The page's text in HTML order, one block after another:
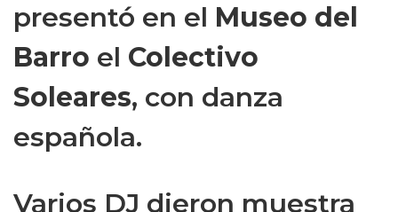
presentó en el Museo del
Barro el Colectivo
Soleares, con danza
española.
Varios DJ dieron muestra